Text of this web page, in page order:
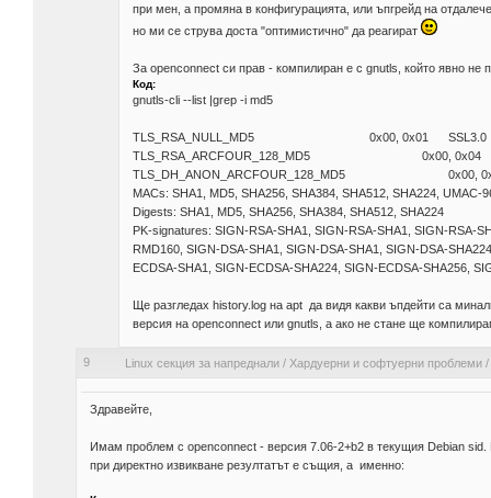
при мен, а промяна в конфигурацията, или ъпгрейд на
но ми се струва доста "оптимистично" да реагират
За openconnect си прав - компилиран е с gnutls, който явно
Код:
gnutls-cli --list |grep -i md5
TLS_RSA_NULL_MD5 0x00, 0x01
SSL3.0
TLS_RSA_ARCFOUR_128_MD5
0x00, 0x04
TLS_DH_ANON_ARCFOUR_128_MD5
0x00,
MACs: SHA1, MD5, SHA256, SHA384, SHA512, SHA224, UMAC-
Digests: SHA1, MD5, SHA256, SHA384, SHA512, SHA224
PK-signatures: SIGN-RSA-SHA1, SIGN-RSA-SHA1, SIGN-RSA-
RMD160, SIGN-DSA-SHA1, SIGN-DSA-SHA1, SIGN-DSA-
ECDSA-SHA1, SIGN-ECDSA-SHA224, SIGN-ECDSA-SHA256,
Ще разгледах history.log на apt да видя какви ъпдейти са
версия на openconnect или gnutls, а ако не стане ще
9 Linux секция за напреднали / Хардуерни и софтуерни проблеми /
Здравейте,
Имам проблем с openconnect - версия 7.06-2+b2 в текущия Debian
при директно извикване резултатът е същия, а именно: